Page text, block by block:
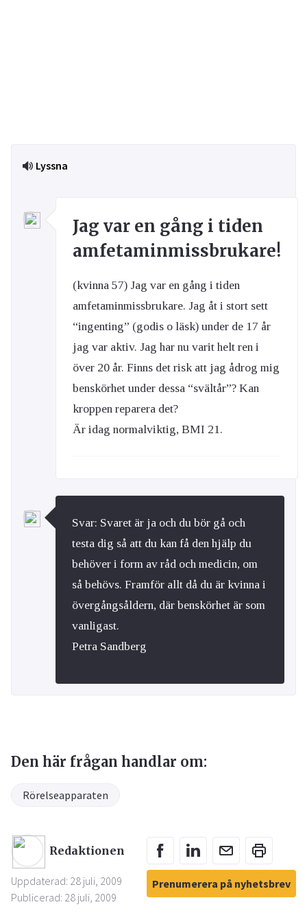
Lyssna
Jag var en gång i tiden
amfetaminmissbrukare!
(kvinna 57) Jag var en gång i tiden
amfetaminmissbrukare. Jag åt i stort sett
“ingenting” (godis o läsk) under de 17 år
jag var aktiv. Jag har nu varit helt ren i
över 20 år. Finns det risk att jag ådrog mig
benskörhet under dessa “svältår”? Kan
kroppen reparera det?
Är idag normalviktig, BMI 21.
Svar: Svaret är ja och du bör gå och
testa dig så att du kan få den hjälp du
behöver i form av råd och medicin, om
så behövs. Framför allt då du är kvinna i
övergångsåldern, där benskörhet är som
vanligast.
Petra Sandberg
Den här frågan handlar om:
Rörelseapparaten
Redaktionen
Uppdaterad: 28 juli, 2009
Publicerad: 28 juli, 2009
Prenumerera på nyhetsbrev